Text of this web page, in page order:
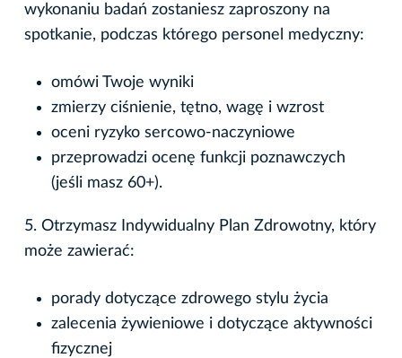
wykonaniu badań zostaniesz zaproszony na
spotkanie, podczas którego personel medyczny:
omówi Twoje wyniki
zmierzy ciśnienie, tętno, wagę i wzrost
oceni ryzyko sercowo-naczyniowe
przeprowadzi ocenę funkcji poznawczych
(jeśli masz 60+).
5. Otrzymasz Indywidualny Plan Zdrowotny, który
może zawierać:
porady dotyczące zdrowego stylu życia
zalecenia żywieniowe i dotyczące aktywności
fizycznej